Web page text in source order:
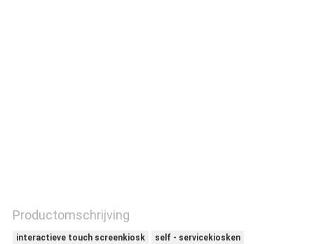
Productomschrijving
interactieve touch screenkiosk self - servicekiosken